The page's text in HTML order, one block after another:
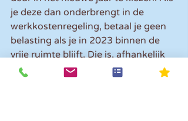
je deze dan onderbrengt in de
werkkostenregeling, betaal je geen
belasting als je in 2023 binnen de
vrije ruimte blijft. Die is, afhankelijk
van de loonsom, ook voor jou